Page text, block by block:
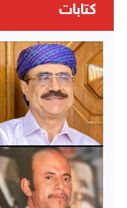
كتابات